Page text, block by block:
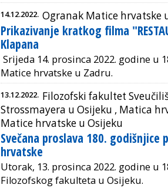
14.12.2022. Ogranak Matice hrvatske
Prikazivanje kratkog filma
Klapana
Srijeda 14. prosinca 2022. godine u
Matice hrvatske u Zadru.
13.12.2022. Filozofski fakultet
Strossmayera u Osijeku , Matica
Matice hrvatske u Osijeku
Svečana proslava 180.
hrvatske
Utorak, 13. prosinca 2022. godine u
Filozofskog fakulteta u Osijeku.